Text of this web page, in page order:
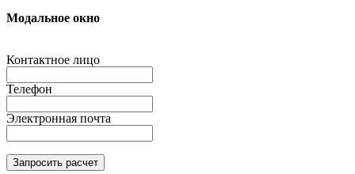
Модальное окно
Контактное лицо
Телефон
Электронная почта